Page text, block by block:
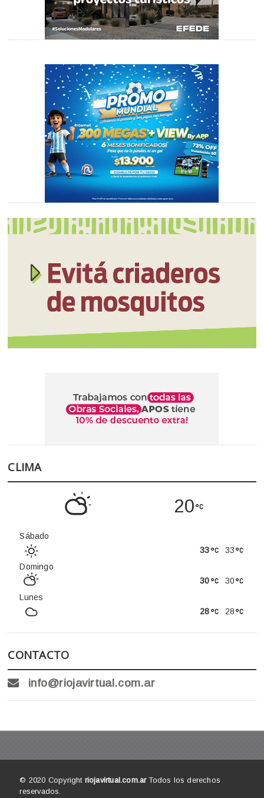
CLIMA
20
Sábado
33
33
Domingo
30
30
Lunes
28
28
CONTACTO
info@riojavirtual.com.ar
© 2020 Copyright riojavirtual.com.arTodos los derechos
reservados.